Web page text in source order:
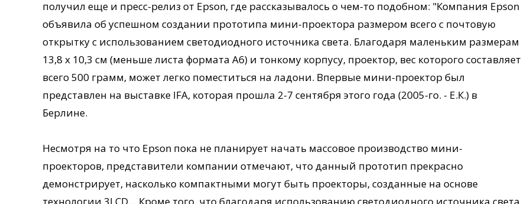
получил еще и пресс-релиз от Epson, где рассказывалось о чем-то подобном: "Компания Epson
объявила об успешном создании прототипа мини-проектора размером всего с почтовую
открытку с использованием светодиодного источника света. Благодаря маленьким размерам
13,8 х 10,3 см (меньше листа формата A6) и тонкому корпусу, проектор, вес которого составляет
всего 500 грамм, может легко поместиться на ладони. Впервые мини-проектор был
представлен на выставке IFA, которая прошла 2-7 сентября этого года (2005-го. - Е.К.) в
Берлине.
Несмотря на то что Epson пока не планирует начать массовое производство мини-
проекторов, представители компании отмечают, что данный прототип прекрасно
демонстрирует, насколько компактными могут быть проекторы, созданные на основе